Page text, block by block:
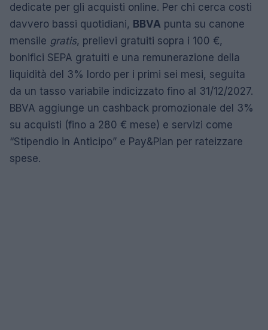
dedicate per gli acquisti online. Per chi cerca costi
davvero bassi quotidiani, BBVA punta su canone
mensile gratis, prelievi gratuiti sopra i 100 €,
bonifici SEPA gratuiti e una remunerazione della
liquidità del 3% lordo per i primi sei mesi, seguita
da un tasso variabile indicizzato fino al 31/12/2027.
BBVA aggiunge un cashback promozionale del 3%
su acquisti (fino a 280 € mese) e servizi come
“Stipendio in Anticipo” e Pay&Plan per rateizzare
spese.